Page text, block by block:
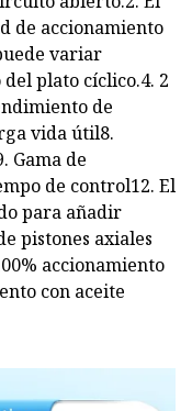
de accionamiento
variar
plato cíclico.4. 2
de
vida útil8.
Gama de
de control12. El
para añadir
pistones axiales
accionamiento
con aceite